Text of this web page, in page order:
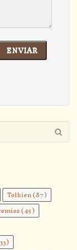
Tolkien(87)
(45)